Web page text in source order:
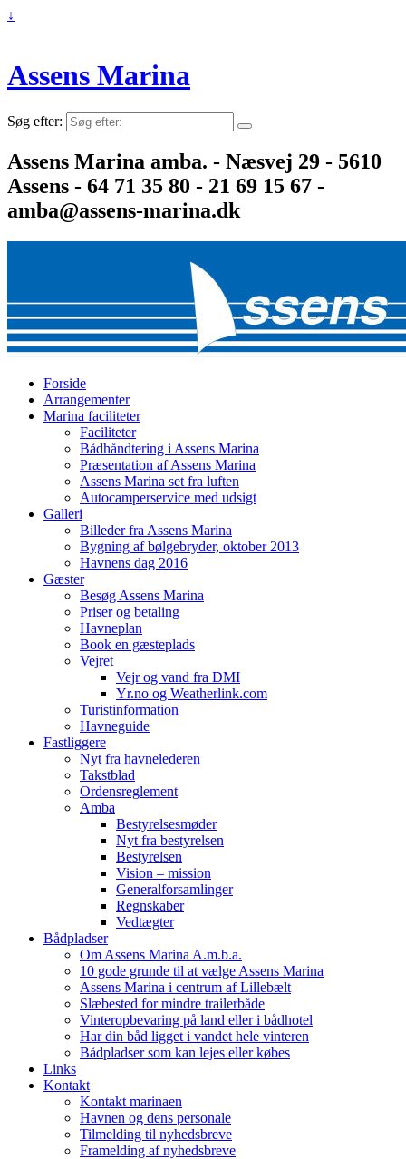
↓
Assens Marina
Søg efter:
Assens Marina amba. - Næsvej 29 - 5610
Assens - 64 71 35 80 - 21 69 15 67 -
amba@assens-marina.dk
Forside
Arrangementer
Marina faciliteter
Faciliteter
Bådhåndtering i Assens Marina
Præsentation af Assens Marina
Assens Marina set fra luften
Autocamperservice med udsigt
Galleri
Billeder fra Assens Marina
Bygning af bølgebryder, oktober 2013
Havnens dag 2016
Gæster
Besøg Assens Marina
Priser og betaling
Havneplan
Book en gæsteplads
Vejret
Vejr og vand fra DMI
Yr.no og Weatherlink.com
Turistinformation
Havneguide
Fastliggere
Nyt fra havnelederen
Takstblad
Ordensreglement
Amba
Bestyrelsesmøder
Nyt fra bestyrelsen
Bestyrelsen
Vision – mission
Generalforsamlinger
Regnskaber
Vedtægter
Bådpladser
Om Assens Marina A.m.b.a.
10 gode grunde til at vælge Assens Marina
Assens Marina i centrum af Lillebælt
Slæbested for mindre trailerbåde
Vinteropbevaring på land eller i bådhotel
Har din båd ligget i vandet hele vinteren
Bådpladser som kan lejes eller købes
Links
Kontakt
Kontakt marinaen
Havnen og dens personale
Tilmelding til nyhedsbreve
Framelding af nyhedsbreve